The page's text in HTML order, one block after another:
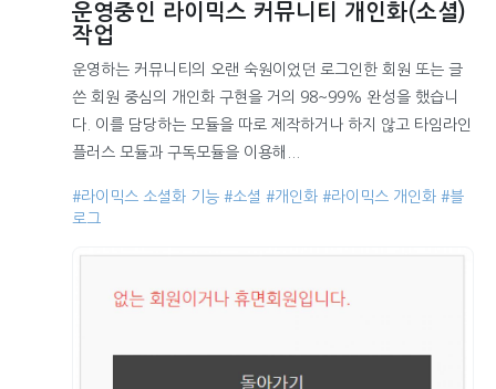
운영중인 라이믹스 커뮤니티 개인화(소셜)
작업
운영하는 커뮤니티의 오랜 숙원이었던 로그인한 회원 또는 글
쓴 회원 중심의 개인화 구현을 거의 98~99% 완성을 했습니
다. 이를 담당하는 모듈을 따로 제작하거나 하지 않고 타임라인
플러스 모듈과 구독모듈을 이용해...
#라이믹스 소셜화 기능 #소셜 #개인화 #라이믹스 개인화 #블
로그